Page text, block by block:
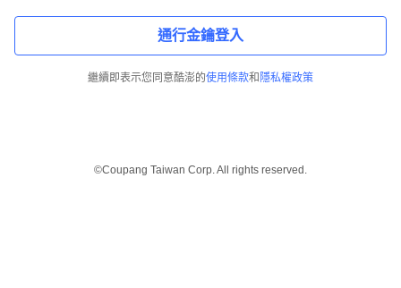
通行金鑰登入
繼續即表示您同意酷澎的使用條款和 隱私權政策
©Coupang Taiwan Corp. All rights reserved.